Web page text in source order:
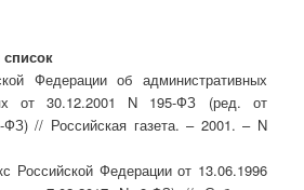
Федерации об административных
от 30.12.2001 N 195-ФЗ (ред. от
// Российская газета. – 2001. – N
Российской Федерации от 13.06.1996